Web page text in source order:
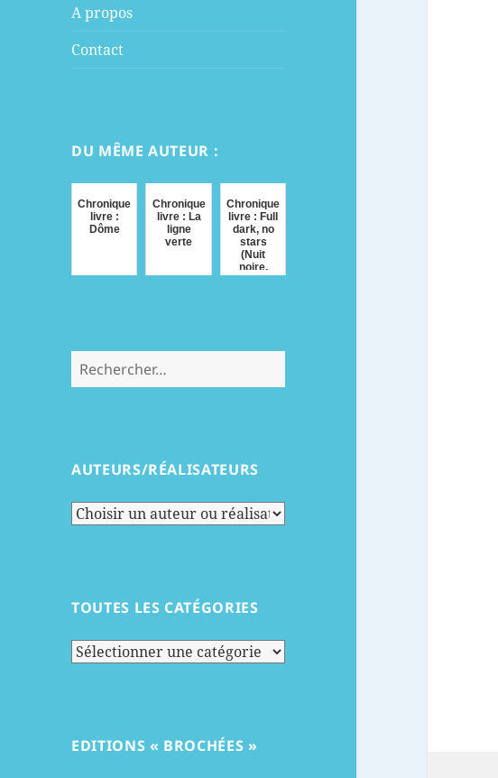
A propos
Contact
DU MÊME AUTEUR :
Chronique
livre :
Dôme
Chronique
livre : La
ligne
verte
Chronique
livre : Full
dark, no
stars
(Nuit
noire,
Rechercher :
AUTEURS/RÉALISATEURS
TOUTES LES CATÉGORIES
Toutes
EDITIONS « BROCHÉES »